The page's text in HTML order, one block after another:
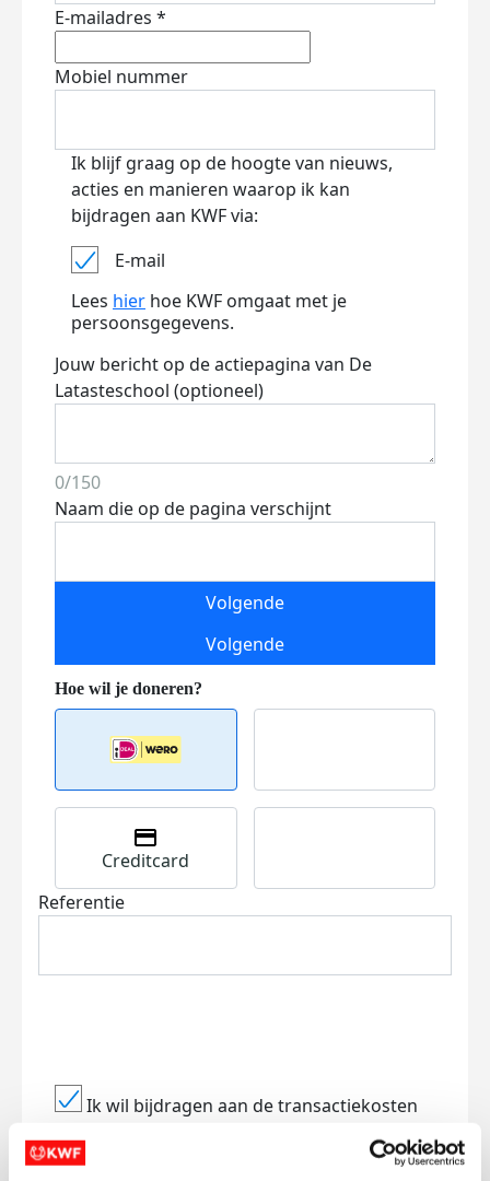
E-mailadres *
Mobiel nummer
Ik blijf graag op de hoogte van nieuws,
acties en manieren waarop ik kan
bijdragen aan KWF via:
E-mail
Lees hier hoe KWF omgaat met je
persoonsgegevens.
Jouw bericht op de actiepagina van De
Latasteschool (optioneel)
0/150
Naam die op de pagina verschijnt
Volgende
Volgende
Creditcard
Referentie
Ik wil bijdragen aan de transactiekosten